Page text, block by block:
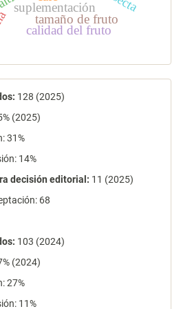
suplementación
tamaño de fruto
calidad del fruto
128 (2025)
(2025)
31%
14%
decisión editorial: 11 (2025)
68
103 (2024)
(2024)
27%
11%